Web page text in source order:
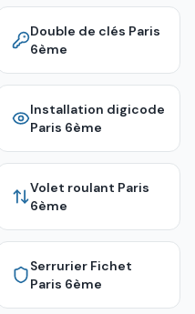
Double de clés Paris
6ème
Installation digicode
Paris 6ème
Volet roulant Paris
6ème
Serrurier Fichet
Paris 6ème